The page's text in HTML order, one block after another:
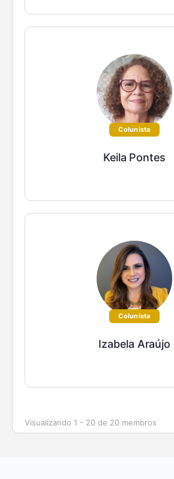
Colunista
Keila Pontes
Colunista
Izabela Araújo
Visualizando 1 - 20 de 20 membros